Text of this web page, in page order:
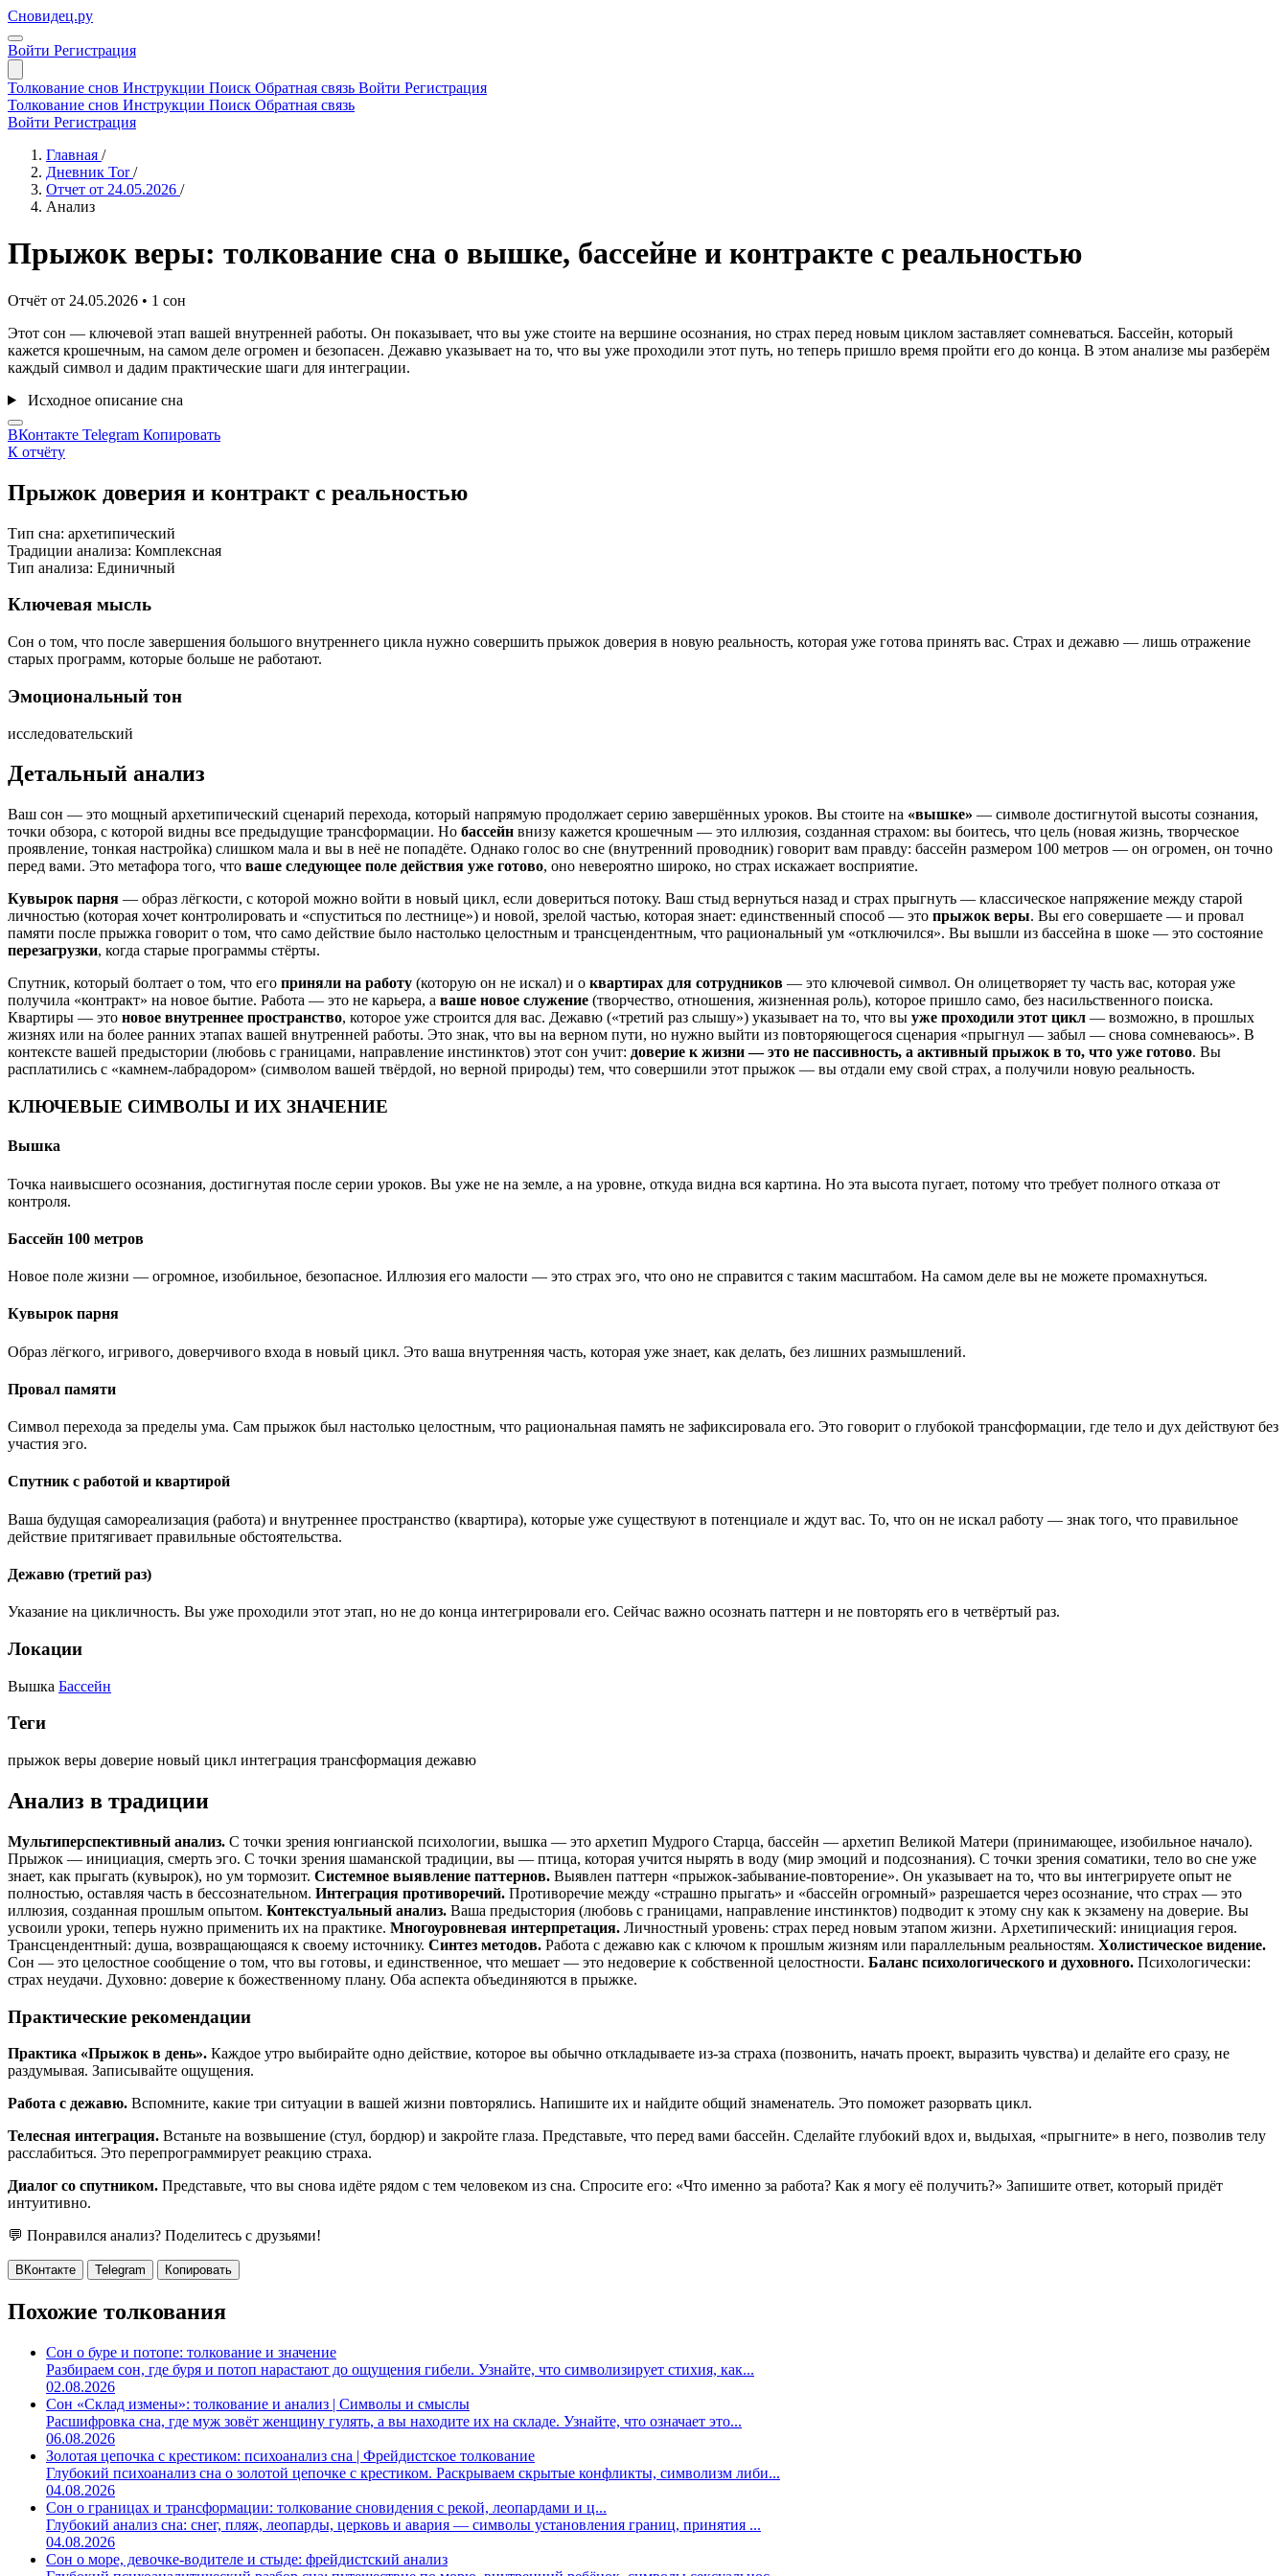
Сновидец.ру
Войти Регистрация
Толкование снов Инструкции Поиск Обратная связь Войти Регистрация
Толкование снов Инструкции Поиск Обратная связь
Войти Регистрация
Главная /
Дневник Tor/
Отчет от 24.05.2026 /
Анализ
Прыжок веры: толкование сна о вышке, бассейне и контракте с реальностью
Отчёт от 24.05.2026 • 1 сон
Этот сон — ключевой этап вашей внутренней работы. Он показывает, что вы уже стоите на вершине осознания, но страх перед новым циклом заставляет сомневаться. Бассейн, который
кажется крошечным, на самом деле огромен и безопасен. Дежавю указывает на то, что вы уже проходили этот путь, но теперь пришло время пройти его до конца. В этом анализе мы разберём
каждый символ и дадим практические шаги для интеграции.
Исходное описание сна
ВКонтакте Telegram Копировать
К отчёту
Прыжок доверия и контракт с реальностью
Тип сна: архетипический
Традиции анализа: Комплексная
Тип анализа: Единичный
Ключевая мысль
Сон о том, что после завершения большого внутреннего цикла нужно совершить прыжок доверия в новую реальность, которая уже готова принять вас. Страх и дежавю — лишь отражение
старых программ, которые больше не работают.
Эмоциональный тон
исследовательский
Детальный анализ
Ваш сон — это мощный архетипический сценарий перехода, который напрямую продолжает серию завершённых уроков. Вы стоите на «вышке» — символе достигнутой высоты сознания,
точки обзора, с которой видны все предыдущие трансформации. Но бассейн внизу кажется крошечным — это иллюзия, созданная страхом: вы боитесь, что цель (новая жизнь, творческое
проявление, тонкая настройка) слишком мала и вы в неё не попадёте. Однако голос во сне (внутренний проводник) говорит вам правду: бассейн размером 100 метров — он огромен, он точно
перед вами. Это метафора того, что ваше следующее поле действия уже готово, оно невероятно широко, но страх искажает восприятие.
Кувырок парня — образ лёгкости, с которой можно войти в новый цикл, если довериться потоку. Ваш стыд вернуться назад и страх прыгнуть — классическое напряжение между старой
личностью (которая хочет контролировать и «спуститься по лестнице») и новой, зрелой частью, которая знает: единственный способ — это прыжок веры. Вы его совершаете — и провал
памяти после прыжка говорит о том, что само действие было настолько целостным и трансцендентным, что рациональный ум «отключился». Вы вышли из бассейна в шоке — это состояние
перезагрузки, когда старые программы стёрты.
Спутник, который болтает о том, что его приняли на работу (которую он не искал) и о квартирах для сотрудников — это ключевой символ. Он олицетворяет ту часть вас, которая уже
получила «контракт» на новое бытие. Работа — это не карьера, а ваше новое служение (творчество, отношения, жизненная роль), которое пришло само, без насильственного поиска.
Квартиры — это новое внутреннее пространство, которое уже строится для вас. Дежавю («третий раз слышу») указывает на то, что вы уже проходили этот цикл — возможно, в прошлых
жизнях или на более ранних этапах вашей внутренней работы. Это знак, что вы на верном пути, но нужно выйти из повторяющегося сценария «прыгнул — забыл — снова сомневаюсь». В
контексте вашей предыстории (любовь с границами, направление инстинктов) этот сон учит: доверие к жизни — это не пассивность, а активный прыжок в то, что уже готово. Вы
расплатились с «камнем-лабрадором» (символом вашей твёрдой, но верной природы) тем, что совершили этот прыжок — вы отдали ему свой страх, а получили новую реальность.
КЛЮЧЕВЫЕ СИМВОЛЫ И ИХ ЗНАЧЕНИЕ
Вышка
Точка наивысшего осознания, достигнутая после серии уроков. Вы уже не на земле, а на уровне, откуда видна вся картина. Но эта высота пугает, потому что требует полного отказа от
контроля.
Бассейн 100 метров
Новое поле жизни — огромное, изобильное, безопасное. Иллюзия его малости — это страх эго, что оно не справится с таким масштабом. На самом деле вы не можете промахнуться.
Кувырок парня
Образ лёгкого, игривого, доверчивого входа в новый цикл. Это ваша внутренняя часть, которая уже знает, как делать, без лишних размышлений.
Провал памяти
Символ перехода за пределы ума. Сам прыжок был настолько целостным, что рациональная память не зафиксировала его. Это говорит о глубокой трансформации, где тело и дух действуют без
участия эго.
Спутник с работой и квартирой
Ваша будущая самореализация (работа) и внутреннее пространство (квартира), которые уже существуют в потенциале и ждут вас. То, что он не искал работу — знак того, что правильное
действие притягивает правильные обстоятельства.
Дежавю (третий раз)
Указание на цикличность. Вы уже проходили этот этап, но не до конца интегрировали его. Сейчас важно осознать паттерн и не повторять его в четвёртый раз.
Локации
Вышка Бассейн
Теги
прыжок веры доверие новый цикл интеграция трансформация дежавю
Анализ в традиции
Мультиперспективный анализ. С точки зрения юнгианской психологии, вышка — это архетип Мудрого Старца, бассейн — архетип Великой Матери (принимающее, изобильное начало).
Прыжок — инициация, смерть эго. С точки зрения шаманской традиции, вы — птица, которая учится нырять в воду (мир эмоций и подсознания). С точки зрения соматики, тело во сне уже
знает, как прыгать (кувырок), но ум тормозит. Системное выявление паттернов. Выявлен паттерн «прыжок-забывание-повторение». Он указывает на то, что вы интегрируете опыт не
полностью, оставляя часть в бессознательном. Интеграция противоречий. Противоречие между «страшно прыгать» и «бассейн огромный» разрешается через осознание, что страх — это
иллюзия, созданная прошлым опытом. Контекстуальный анализ. Ваша предыстория (любовь с границами, направление инстинктов) подводит к этому сну как к экзамену на доверие. Вы
усвоили уроки, теперь нужно применить их на практике. Многоуровневая интерпретация. Личностный уровень: страх перед новым этапом жизни. Архетипический: инициация героя.
Трансцендентный: душа, возвращающаяся к своему источнику. Синтез методов. Работа с дежавю как с ключом к прошлым жизням или параллельным реальностям. Холистическое видение.
Сон — это целостное сообщение о том, что вы готовы, и единственное, что мешает — это недоверие к собственной целостности. Баланс психологического и духовного. Психологически:
страх неудачи. Духовно: доверие к божественному плану. Оба аспекта объединяются в прыжке.
Практические рекомендации
Практика «Прыжок в день». Каждое утро выбирайте одно действие, которое вы обычно откладываете из-за страха (позвонить, начать проект, выразить чувства) и делайте его сразу, не
раздумывая. Записывайте ощущения.
Работа с дежавю. Вспомните, какие три ситуации в вашей жизни повторялись. Напишите их и найдите общий знаменатель. Это поможет разорвать цикл.
Телесная интеграция. Встаньте на возвышение (стул, бордюр) и закройте глаза. Представьте, что перед вами бассейн. Сделайте глубокий вдох и, выдыхая, «прыгните» в него, позволив телу
расслабиться. Это перепрограммирует реакцию страха.
Диалог со спутником. Представьте, что вы снова идёте рядом с тем человеком из сна. Спросите его: «Что именно за работа? Как я могу её получить?» Запишите ответ, который придёт
интуитивно.
💬 Понравился анализ? Поделитесь с друзьями!
ВКонтакте Telegram Копировать
Похожие толкования
Сон о буре и потопе: толкование и значение
Разбираем сон, где буря и потоп нарастают до ощущения гибели. Узнайте, что символизирует стихия, как...
02.08.2026
Сон «Склад измены»: толкование и анализ | Символы и смыслы
Расшифровка сна, где муж зовёт женщину гулять, а вы находите их на складе. Узнайте, что означает это...
06.08.2026
Золотая цепочка с крестиком: психоанализ сна | Фрейдистское толкование
Глубокий психоанализ сна о золотой цепочке с крестиком. Раскрываем скрытые конфликты, символизм либи...
04.08.2026
Сон о границах и трансформации: толкование сновидения с рекой, леопардами и ц...
Глубокий анализ сна: снег, пляж, леопарды, церковь и авария — символы установления границ, принятия ...
04.08.2026
Сон о море, девочке-водителе и стыде: фрейдистский анализ